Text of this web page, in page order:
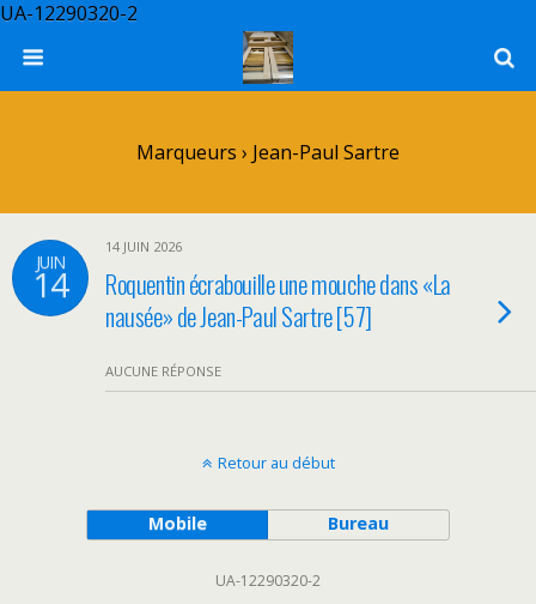
UA-12290320-2
Marqueurs › Jean-Paul Sartre
JUIN
14
14 JUIN 2026
Roquentin écrabouille une mouche dans «La
nausée» de Jean-Paul Sartre [57]
AUCUNE RÉPONSE
Retour au début
Mobile Bureau
UA-12290320-2